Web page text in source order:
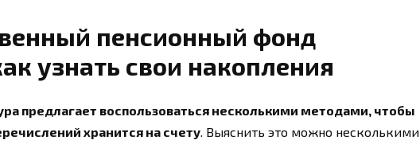
пенсионный фонд
узнать свои накопления
предлагает воспользоваться несколькими методами, чтобы
хранится на счету . Выяснить это можно несколькими